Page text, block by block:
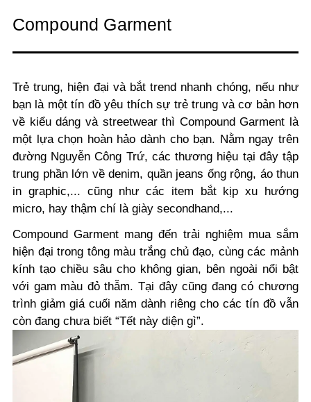
Compound Garment
Trẻ trung, hiện đại và bắt trend nhanh chóng, nếu như
bạn là một tín đồ yêu thích sự trẻ trung và cơ bản hơn
về kiểu dáng và streetwear thì Compound Garment là
một lựa chọn hoàn hảo dành cho bạn. Nằm ngay trên
đường Nguyễn Công Trứ, các thương hiệu tại đây tập
trung phần lớn về denim, quần jeans ống rộng, áo thun
in graphic,... cũng như các item bắt kịp xu hướng
micro, hay thậm chí là giày secondhand,...
Compound Garment mang đến trải nghiệm mua sắm
hiện đại trong tông màu trắng chủ đạo, cùng các mảnh
kính tạo chiều sâu cho không gian, bên ngoài nổi bật
với gam màu đỏ thẫm. Tại đây cũng đang có chương
trình giảm giá cuối năm dành riêng cho các tín đồ vẫn
còn đang chưa biết “Tết này diện gì”.